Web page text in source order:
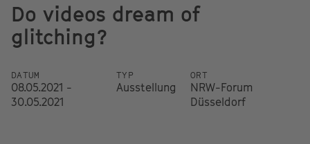
Do videos dream of
glitching?
DATUM
08.05.2021 -
30.05.2021
TYP
Ausstellung
ORT
NRW-Forum
Düsseldorf